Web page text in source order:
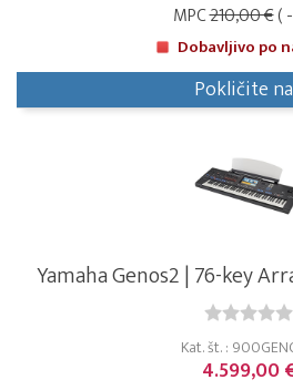
MPC210,00 €(
Dobavljivo po
Pokličite
Yamaha Genos2 | 76-key
Kat. št. :
4.599,00